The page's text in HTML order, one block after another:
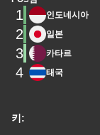
키:
1 인도네시아
2 일본
3 카타르
4 태국